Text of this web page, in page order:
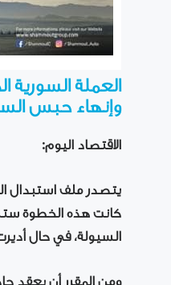
العملة
وإنهاء حبس
الاقتصاد اليوم:
يتصدر ملف استبدال
كانت هذه الخطوة
السيولة، في حال